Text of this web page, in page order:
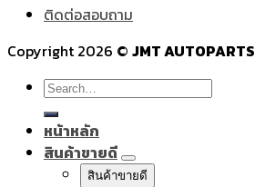
ติดต่อสอบถาม
Copyright 2026 © JMT AUTOPARTS
Search
for:
หน้าหลัก
สินค้าขายดี
สินค้าขายดี